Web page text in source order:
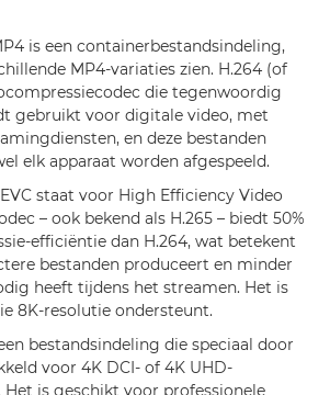
is een containerbestandsindeling,
MP4-variaties zien. H.264 (of
die tegenwoordig
gebruikt voor digitale video, met
en deze bestanden
elk apparaat worden afgespeeld.
staat voor High Efficiency Video
– ook bekend als H.265 – biedt 50%
efficiëntie dan H.264, wat betekent
bestanden produceert en minder
heeft tijdens het streamen. Het is
8K-resolutie ondersteunt.
bestandsindeling die speciaal door
voor 4K DCI- of 4K UHD-
Het is geschikt voor professionele